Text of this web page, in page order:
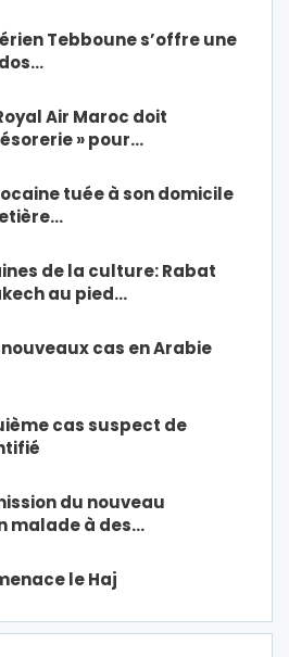
Tebboune s’offre une
Air Maroc doit
» pour…
tuée à son domicile
de la culture: Rabat
au pied…
cas en Arabie
cas suspect de
du nouveau
malade à des…
le Haj